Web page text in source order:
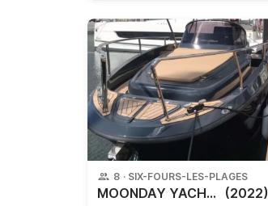
8 · SIX-FOURS-LES-PLAGES
MOONDAY YACHT - 780 WA (2022)